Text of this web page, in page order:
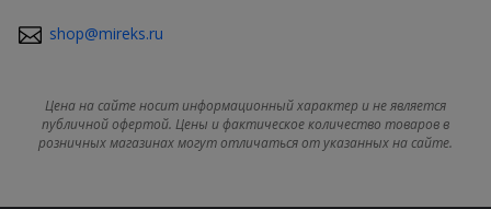
shop@mireks.ru
Цена на сайте носит информационный характер и не является
публичной офертой. Цены и фактическое количество товаров в
розничных магазинах могут отличаться от указанных на сайте.